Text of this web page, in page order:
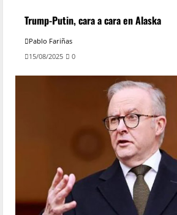
Trump-Putin, cara a cara en Alaska
Pablo Fariñas
15/08/2025
0